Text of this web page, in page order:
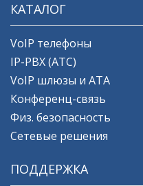
КАТАЛОГ
VoIP телефоны
IP-PBX (АТС)
VoIP шлюзы и ATA
Конференц-связь
Физ. безопасность
Сетевые решения
ПОДДЕРЖКА